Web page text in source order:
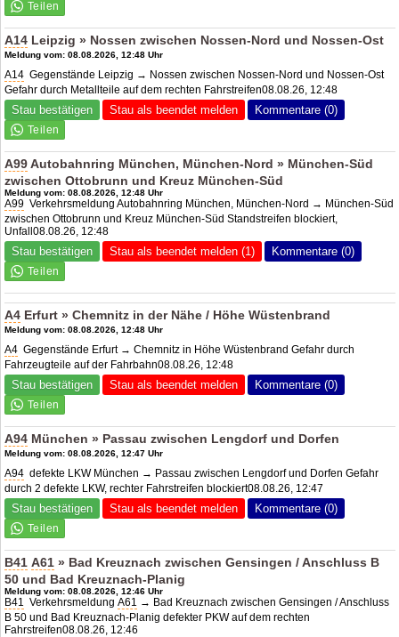
A14 Leipzig » Nossen zwischen Nossen-Nord und Nossen-Ost
Meldung vom: 08.08.2026, 12:48 Uhr
A14 Gegenstände Leipzig → Nossen zwischen Nossen-Nord und Nossen-Ost
Gefahr durch Metallteile auf dem rechten Fahrstreifen08.08.26, 12:48
Stau bestätigen Stau als beendet melden Kommentare (0)
A99Autobahnring München, München-Nord » München-Süd
zwischen Ottobrunn und Kreuz München-Süd
Meldung vom: 08.08.2026, 12:48 Uhr
A99 Verkehrsmeldung Autobahnring München, München-Nord → München-Süd
zwischen Ottobrunn und Kreuz München-Süd Standstreifen blockiert,
Unfall08.08.26, 12:48
Stau bestätigen Stau als beendet melden (1) Kommentare (0)
A4 Erfurt » Chemnitz in der Nähe / Höhe Wüstenbrand
Meldung vom: 08.08.2026, 12:48 Uhr
A4 Gegenstände Erfurt → Chemnitz in Höhe Wüstenbrand Gefahr durch
Fahrzeugteile auf der Fahrbahn08.08.26, 12:48
Stau bestätigen Stau als beendet melden Kommentare (0)
A94 München » Passau zwischen Lengdorf und Dorfen
Meldung vom: 08.08.2026, 12:47 Uhr
A94 defekte LKW München → Passau zwischen Lengdorf und Dorfen Gefahr
durch 2 defekte LKW, rechter Fahrstreifen blockiert08.08.26, 12:47
Stau bestätigen Stau als beendet melden Kommentare (0)
B41 A61 » Bad Kreuznach zwischen Gensingen / Anschluss B
50 und Bad Kreuznach-Planig
Meldung vom: 08.08.2026, 12:46 Uhr
B41 VerkehrsmeldungA61 → Bad Kreuznach zwischen Gensingen / Anschluss
B 50 und Bad Kreuznach-Planig defekter PKW auf dem rechten
Fahrstreifen08.08.26, 12:46